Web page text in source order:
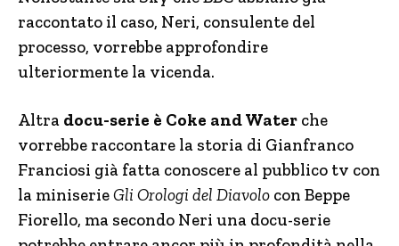
raccontato il caso, Neri, consulente del
processo, vorrebbe approfondire
ulteriormente la vicenda.
Altra docu-serie è Coke and Water che
vorrebbe raccontare la storia di Gianfranco
Franciosi già fatta conoscere al pubblico tv con
la miniserieGli Orologi del Diavolo con Beppe
Fiorello, ma secondo Neri una docu-serie